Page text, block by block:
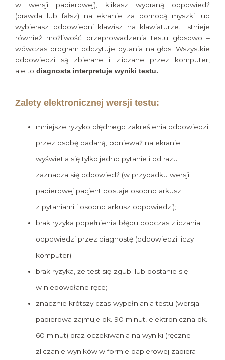
w wersji papierowej), klikasz wybraną odpowiedź
(prawda lub fałsz) na ekranie za pomocą myszki lub
wybierasz odpowiedni klawisz na klawiaturze. Istnieje
również możliwość przeprowadzenia testu głosowo –
wówczas program odczytuje pytania na głos. Wszystkie
odpowiedzi są zbierane i zliczane przez komputer,
ale to diagnosta interpretuje wyniki testu.
Zalety elektronicznej wersji testu:
mniejsze ryzyko błędnego zakreślenia odpowiedzi
przez osobę badaną, ponieważ na ekranie
wyświetla się tylko jedno pytanie i od razu
zaznacza się odpowiedź (w przypadku wersji
papierowej pacjent dostaje osobno arkusz
z pytaniami i osobno arkusz odpowiedzi);
brak ryzyka popełnienia błędu podczas zliczania
odpowiedzi przez diagnostę (odpowiedzi liczy
komputer);
brak ryzyka, że test się zgubi lub dostanie się
w niepowołane ręce;
znacznie krótszy czas wypełniania testu (wersja
papierowa zajmuje ok. 90 minut, elektroniczna ok.
60 minut) oraz oczekiwania na wyniki (ręczne
zliczanie wyników w formie papierowej zabiera